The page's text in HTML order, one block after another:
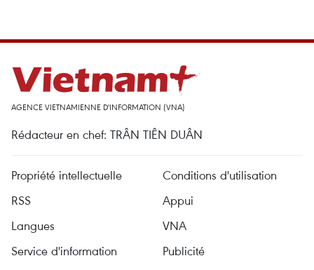
AGENCE VIETNAMIENNE D'INFORMATION (VNA)
Rédacteur en chef: TRÂN TIÊN DUÂN
Propriété intellectuelle
Conditions d'utilisation
RSS
Appui
Langues
VNA
Service d'information
Publicité